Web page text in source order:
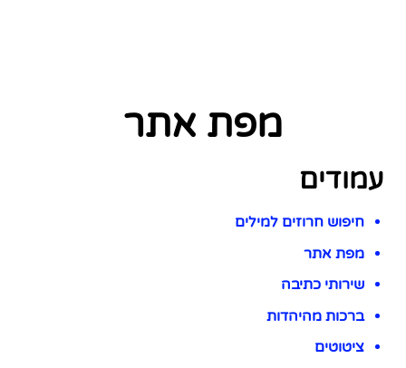
מפת אתר
עמודים
חיפוש חרוזים למילים
מפת אתר
שירותי כתיבה
ברכות מהיהדות
ציטוטים